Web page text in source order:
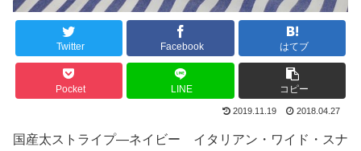
Twitter Facebook はてブ
Pocket LINE コピー
2019.11.19 2018.04.27
国産太ストライプ―ネイビー イタリアン・ワイド・スナ